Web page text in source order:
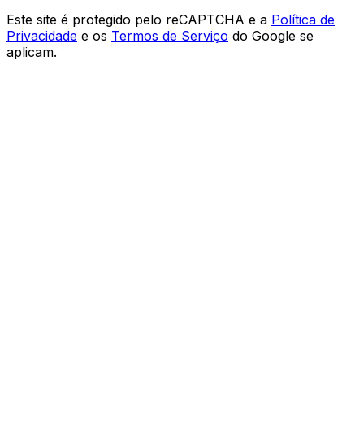
Este site é protegido pelo reCAPTCHA e a Política de
Privacidade e os Termos de Serviço do Google se
aplicam.